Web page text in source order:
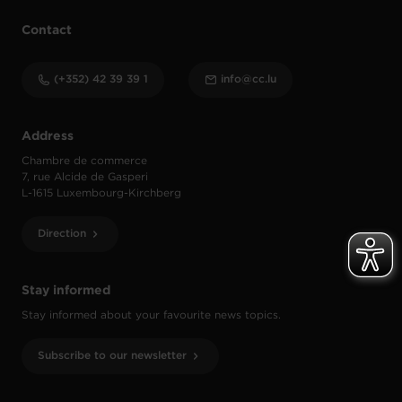
Stay informed
Stay informed about your favourite news topics.
Subscribe to our newsletter
Address
Chambre de commerce
7, rue Alcide de Gasperi
L-1615 Luxembourg-Kirchberg
Direction
Contact
(+352) 42 39 39 1 info@cc.lu